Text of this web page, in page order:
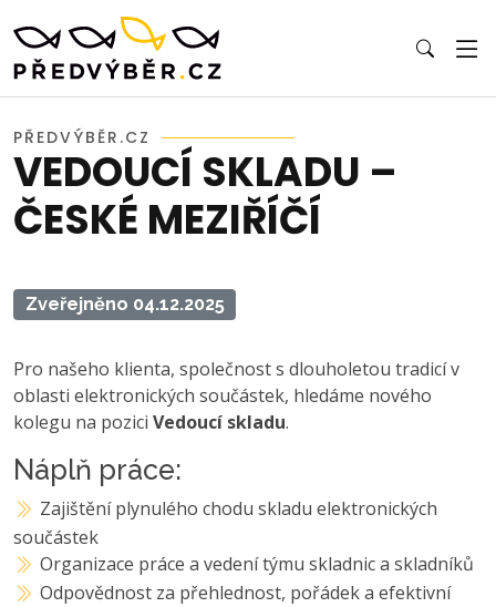
PŘEDVÝBĚR.CZ
VEDOUCÍ SKLADU –
ČESKÉ MEZIŘÍČÍ
Zveřejněno 04.12.2025
Pro našeho klienta, společnost s dlouholetou tradicí v
oblasti elektronických součástek, hledáme nového
kolegu na pozici Vedoucí skladu.
Náplň práce:
Zajištění plynulého chodu skladu elektronických
součástek
Organizace práce a vedení týmu skladnic a skladníků
Odpovědnost za přehlednost, pořádek a efektivní